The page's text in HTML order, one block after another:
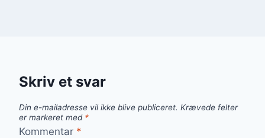
Skriv et svar
Din e-mailadresse vil ikke blive publiceret. Krævede felter
er markeret med *
Kommentar *